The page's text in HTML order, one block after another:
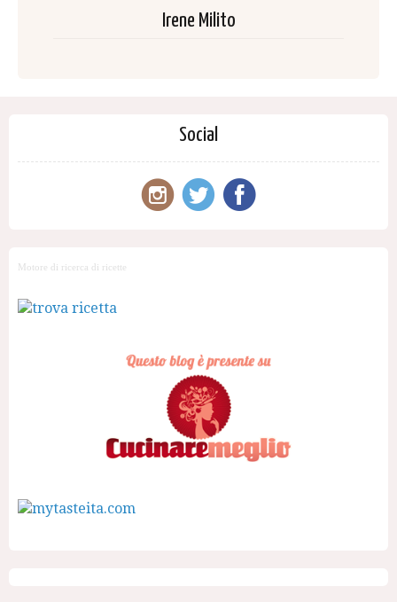
Irene Milito
Social
Motore di ricerca di ricette